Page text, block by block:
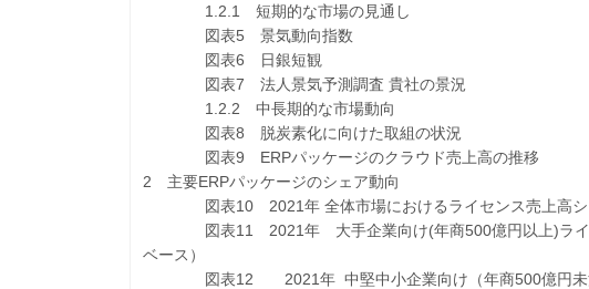
1.2.1 短期的な市場の見通し
図表5 景気動向指数
図表6 日銀短観
図表7 法人景気予測調査 貴社の景況
1.2.2 中長期的な市場動向
図表8 脱炭素化に向けた取組の状況
図表9 ERPパッケージのクラウド売上高の推移
2 主要ERPパッケージのシェア動向
図表10 2021年 全体市場におけるライセンス売上高シェ
図表11 2021年 大手企業向け(年商500億円以上)ライセ
ベース）
図表12 2021年 中堅中小企業向け（年商500億円未満